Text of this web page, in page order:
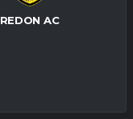
REDON AC